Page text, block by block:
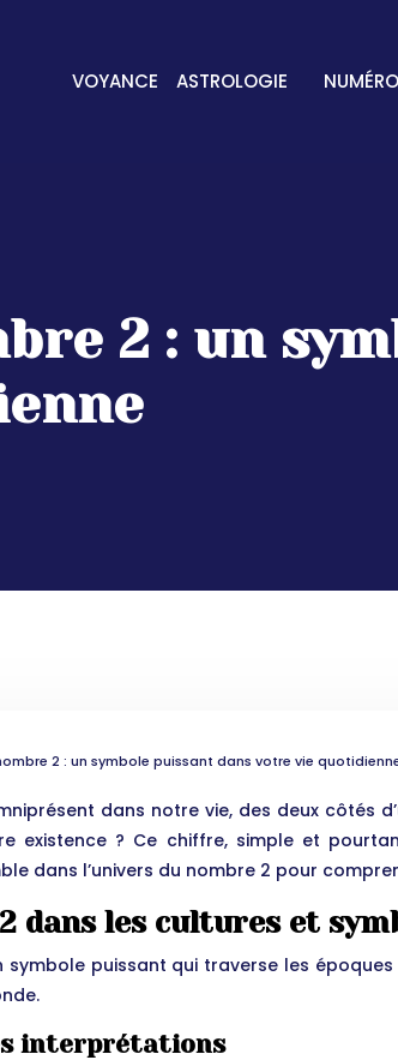
ASTROLOGIE
VOYANCE
2 : un
2 : un symbole puissant dans votre vie
dans notre vie, des deux côtés
existence ? Ce chiffre, simple et
dans l’univers du nombre 2 pour
dans les cultures et
symbole puissant qui traverse les
interprétations